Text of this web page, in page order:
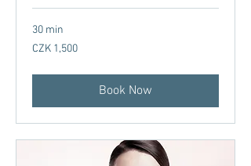
30 min
1,500
Czech
CZK 1,500
Book Now